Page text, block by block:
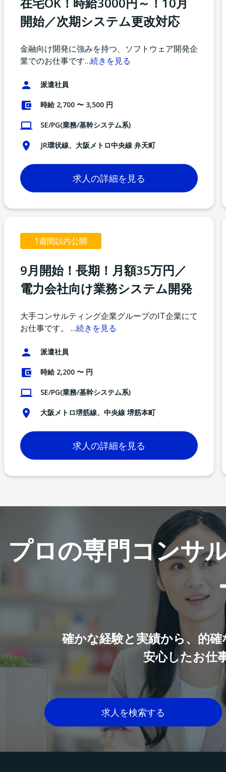
開始／次期システム更改対応
金融向け開発に強みを持つ、ソフトウェア開発企
業でのお仕事です…続きを見る
派遣社員
時給 2,700 〜 3,500 円
SE/PG(業務/基幹システム系)
JR環状線、大阪メトロ中央線 弁天町
求人の詳細を見る
1週間以内公開
9月開始！長期！月額35万円／
電力会社向け業務システム開発
大手コンサルティング企業グループのIT企業にて
お仕事です。 …続きを見る
派遣社員
時給 2,200 〜 円
SE/PG(業務/基幹システム系)
大阪メトロ堺筋線、中央線 堺筋本町
求人の詳細を見る
プロの専門コンサ
確かな経験と実績から、的
安心したお仕
求人を検索する